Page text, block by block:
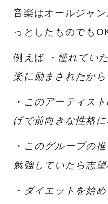
音楽はオールジャン
っとしたものでも
例えば
・憧れてい
楽に励まされたから
・このアーティス
げで前向きな性格に
・ このグループの
勉強していたら志
・ダイエットを始